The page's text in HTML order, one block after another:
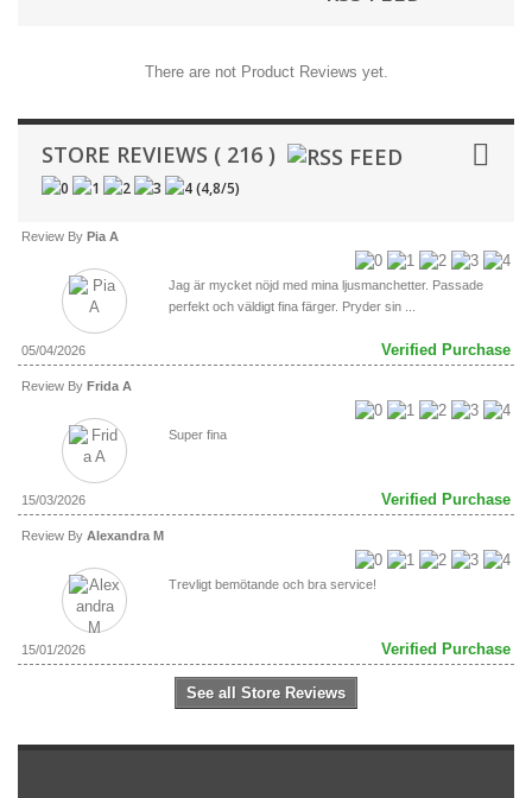
There are not Product Reviews yet.
STORE REVIEWS ( 216 )
(4,8/5)
Review By Pia A
Jag är mycket nöjd med mina ljusmanchetter. Passade
perfekt och väldigt fina färger. Pryder sin ...
05/04/2026 Verified Purchase
Review By Frida A
Super fina
15/03/2026 Verified Purchase
Review By Alexandra M
Trevligt bemötande och bra service!
15/01/2026 Verified Purchase
See all Store Reviews